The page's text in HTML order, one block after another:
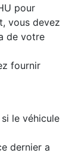
pour
vous devez
de votre
fournir
le véhicule
dernier a